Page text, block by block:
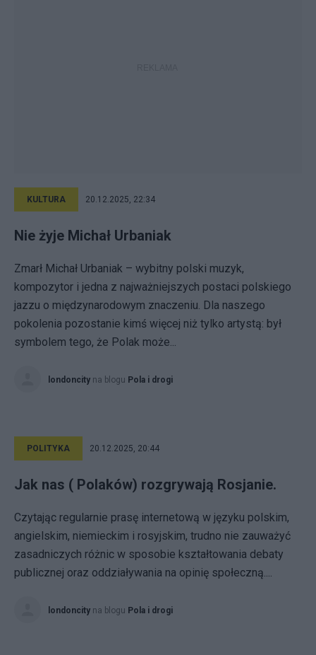
KULTURA 20.12.2025, 22:34
Nie żyje Michał Urbaniak
Zmarł Michał Urbaniak – wybitny polski muzyk,
kompozytor i jedna z najważniejszych postaci polskiego
jazzu o międzynarodowym znaczeniu. Dla naszego
pokolenia pozostanie kimś więcej niż tylko artystą: był
symbolem tego, że Polak może...
londoncity na blogu Pola i drogi
POLITYKA 20.12.2025, 20:44
Jak nas ( Polaków) rozgrywają Rosjanie.
Czytając regularnie prasę internetową w języku polskim,
angielskim, niemieckim i rosyjskim, trudno nie zauważyć
zasadniczych różnic w sposobie kształtowania debaty
publicznej oraz oddziaływania na opinię społeczną....
londoncity na blogu Pola i drogi